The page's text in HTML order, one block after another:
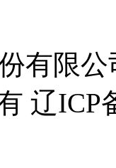
有限
辽ICP